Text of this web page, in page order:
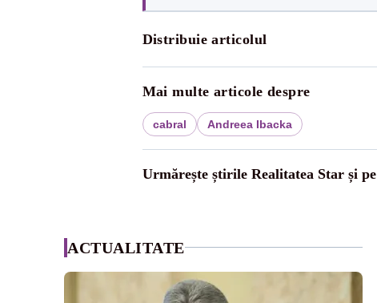
Distribuie articolul
Mai multe articole despre
cabral Andreea Ibacka
Urmărește știrile Realitatea Star și pe
ACTUALITATE